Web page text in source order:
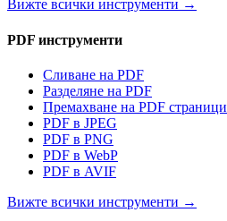
Вижте всички инструменти →
PDF инструменти
Сливане на PDF
Разделяне на PDF
Премахване на PDF страници
PDF в JPEG
PDF в PNG
PDF в WebP
PDF в AVIF
Вижте всички инструменти →